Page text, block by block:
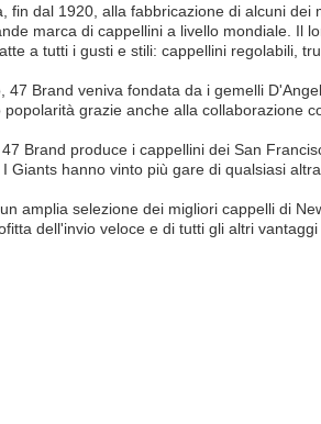
fin dal 1920, alla fabbricazione di alcuni
marca di cappellini a livello mondiale. Il
a tutti i gusti e stili: cappellini regolabili,
47 Brand veniva fondata da i gemelli
grazie anche alla collaborazione
Brand produce i cappellini dei San
Giants hanno vinto più gare di qualsiasi
amplia selezione dei migliori cappelli di
dell'invio veloce e di tutti gli altri